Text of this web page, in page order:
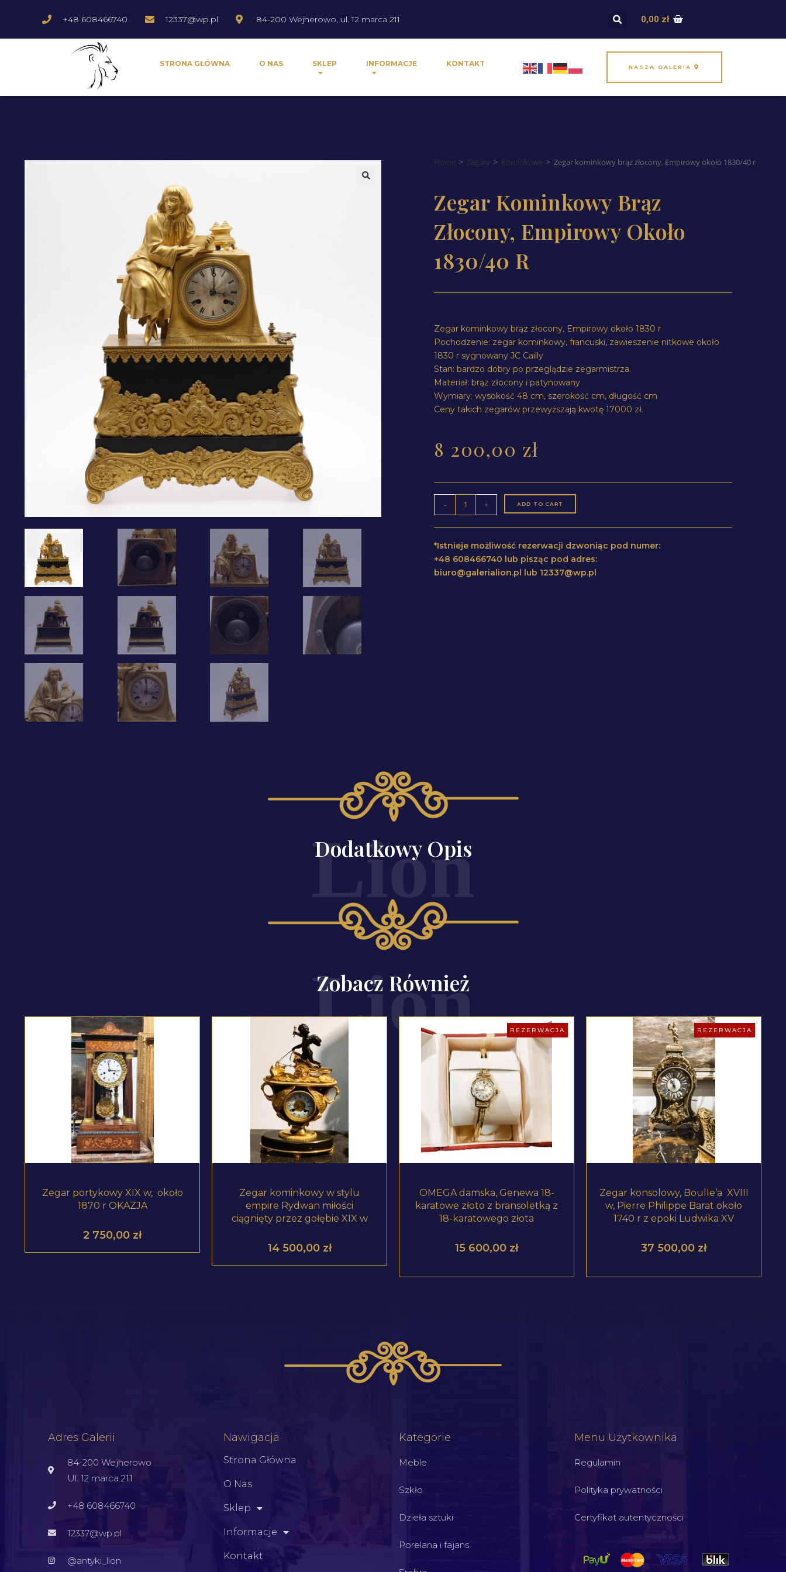
+48 608466740 12337@wp.pl 84-200 Wejherowo, ul. 12 marca 211 0,00 zł
STRONA GŁÓWNA O NAS SKLEP INFORMACJE KONTAKT NASZA GALERIA
Home > Zegary > Kominkowe > Zegar kominkowy brąz złocony, Empirowy około 1830/40 r
Zegar Kominkowy Brąz
Złocony, Empirowy Około
1830/40 R
Zegar kominkowy brąz złocony, Empirowy około 1830 r
Pochodzenie: zegar kominkowy, francuski, zawieszenie nitkowe około
1830 r sygnowany JC Cailly
Stan: bardzo dobry po przeglądzie zegarmistrza.
Materiał: brąz złocony i patynowany
Wymiary: wysokość 48 cm, szerokość cm, długość cm
Ceny takich zegarów przewyższają kwotę 17000 zł.
8 200,00 zł
- + ADD TO CART
*Istnieje możliwość rezerwacji dzwoniąc pod numer:
+48 608466740 lub pisząc pod adres:
biuro@galerialion.pl lub 12337@wp.pl
Dodatkowy Opis
Zobacz Również
ZOBACZ PRODUKT
Zegar portykowy XIX w, około
1870 r OKAZJA
2 750,00 zł
ZOBACZ PRODUKT
Zegar kominkowy w stylu
empire Rydwan miłości
ciągnięty przez gołębie XIX w
14 500,00 zł
ZOBACZ PRODUKT
OMEGA damska, Genewa 18-
karatowe złoto z bransoletką z
18-karatowego złota
15 600,00 zł
REZERWACJA
ZOBACZ PRODUKT
Zegar konsolowy, Boulle’a XVIII
w, Pierre Philippe Barat około
1740 r z epoki Ludwika XV
37 500,00 zł
REZERWACJA
Adres Galerii
84-200 Wejherowo
Ul. 12 marca 211
+48 608466740
12337@wp.pl
@antyki_lion
Nawigacja
Strona Główna
O Nas
Sklep
Informacje
Kontakt
Kategorie
Meble
Szkło
Dzieła sztuki
Porelana i fajans
Menu Użytkownika
Regulamin
Polityka prywatności
Certyfikat autentyczności